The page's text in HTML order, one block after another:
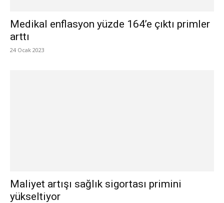
Medikal enflasyon yüzde 164’e çıktı primler
arttı
24 Ocak 2023
Maliyet artışı sağlık sigortası primini
yükseltiyor